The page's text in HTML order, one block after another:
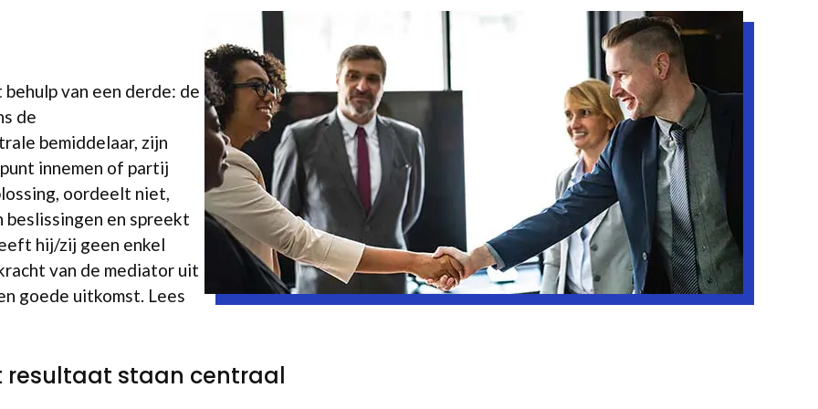
van een derde: de
de
bemiddelaar, zijn
innemen of partij
oordeelt niet,
en spreekt
hij/zij geen enkel
van de mediator uit
goede uitkomst. Lees
resultaat staan centraal